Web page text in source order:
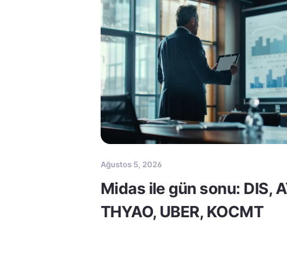
Ağustos 5, 2026
Midas ile gün sonu: DIS,
THYAO, UBER, KOCMT